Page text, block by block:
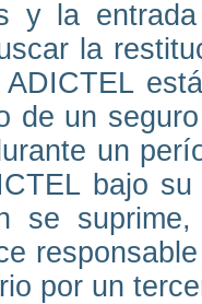
y la
la
de un
un
bajo
se
por un